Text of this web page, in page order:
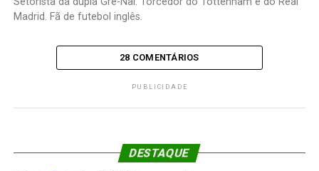
Madrid. Fã de futebol inglês.
28 COMENTÁRIOS
PUBLICIDADE
DESTAQUE